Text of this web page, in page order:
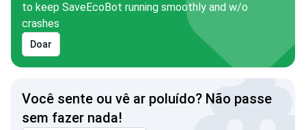
to keep SaveEcoBot running smoothly and w/o
crashes
Doar
Você sente ou vê ar poluído? Não passe
sem fazer nada!